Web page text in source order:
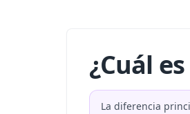
¿Cuál
La diferencia